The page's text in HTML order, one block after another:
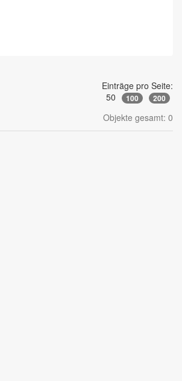
Einträge pro Seite:
50
100 200
Objekte gesamt: 0